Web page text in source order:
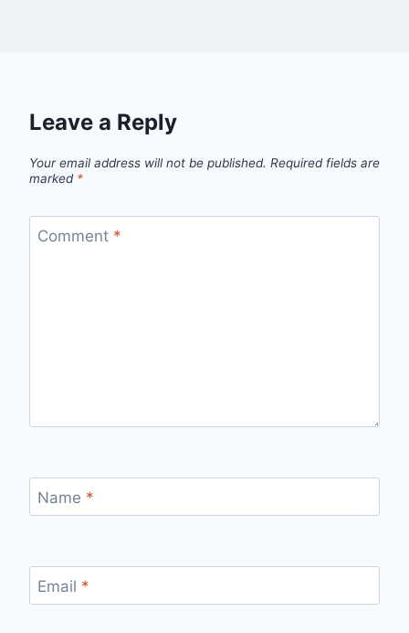
Leave a Reply
Your email address will not be published. Required fields are
marked *
Comment *
Name *
Email *